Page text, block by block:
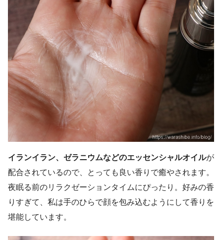
イランイラン、ゼラニウムなどのエッセンシャルオイルが
配合されているので、とっても良い香りで癒やされます。
夜眠る前のリラクゼーションタイムにぴったり。好みの香
りすぎて、私は手のひらで顔を包み込むようにして香りを
堪能しています。